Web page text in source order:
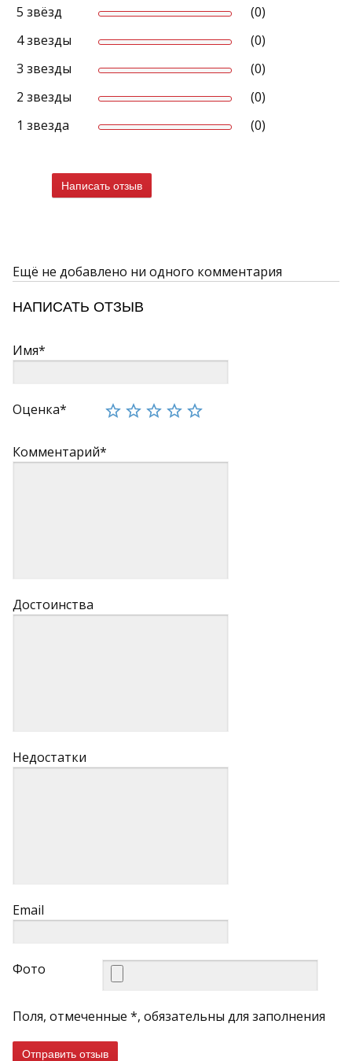
5 звёзд
(0)
4 звезды
(0)
3 звезды
(0)
2 звезды
(0)
1 звезда
(0)
Написать отзыв
Ещё не добавлено ни одного комментария
НАПИСАТЬ ОТЗЫВ
Имя*
Оценка*
Комментарий*
Достоинства
Недостатки
Email
Фото
Поля, отмеченные *, обязательны для заполнения
Отправить отзыв